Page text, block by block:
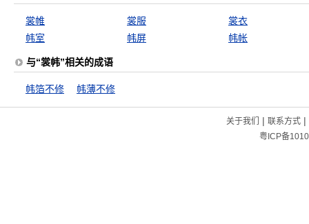
裳帷 裳服
裳衣
帏室
帏屏 帏帐
与“裳帏”相关的成语
帏箔不修 帏薄不修
关于我们 | 联系方式|
粤ICP备